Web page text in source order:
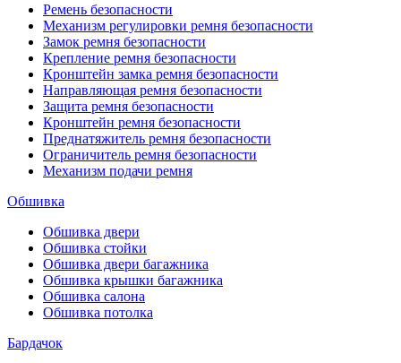
Ремень безопасности
Механизм регулировки ремня безопасности
Замок ремня безопасности
Крепление ремня безопасности
Кронштейн замка ремня безопасности
Направляющая ремня безопасности
Защита ремня безопасности
Кронштейн ремня безопасности
Преднатяжитель ремня безопасности
Ограничитель ремня безопасности
Механизм подачи ремня
Обшивка
Обшивка двери
Обшивка стойки
Обшивка двери багажника
Обшивка крышки багажника
Обшивка салона
Обшивка потолка
Бардачок